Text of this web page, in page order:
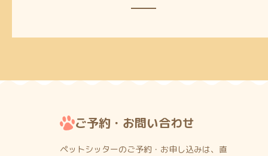
ご予約・お問い合わせ
ペットシッターのご予約・お申し込みは、直